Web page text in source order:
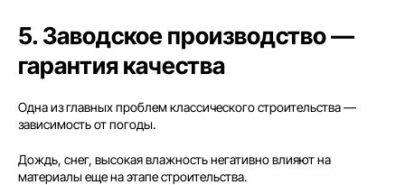
5. Заводское производство —
гарантия качества
Одна из главных проблем классического строительства —
зависимость от погоды.
Дождь, снег, высокая влажность негативно влияют на
материалы еще на этапе строительства.